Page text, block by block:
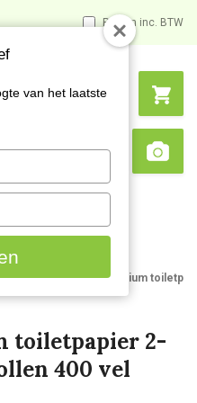
Prijzen inc. BTW
Search
CaluCare Premium
toiletpapier 2-
400 vel
van het laatste